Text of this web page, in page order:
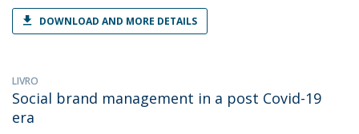
DOWNLOAD AND MORE DETAILS
LIVRO
Social brand management in a post Covid-19
era